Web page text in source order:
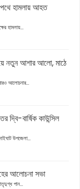
পথে হামলায় আহত
হামলায়...
নতুন আশার আলো, মাঠে
আলোচনার...
দ্বি-বার্ষিক কাউন্সিল
উপজেলা...
আলোচনা সভা
পান...